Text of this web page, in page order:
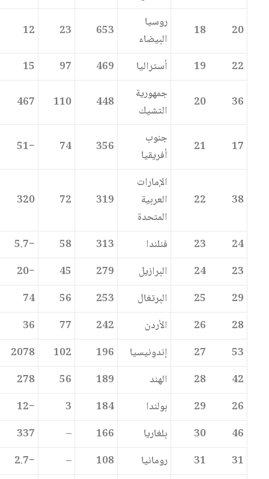
20
18
روسيا
البيضاء
653
23
12
22
19 أستراليا 469
97
15
36
20
جمهورية
التشيك
448
110
467
17
21
جنوب
أفريقيا
356
74
−51
38
22
الإمارات
العربية
المتحدة
319
72
320
24
23 فنلندا 313
58
−5.7
23
24 البرازيل 279
45
−20
29
25 البرتغال 253
56
74
28
26 الأردن 242
77
36
53
27 إندونيسيا 196
102
2078
42
28 الهند 189
56
278
26
29 بولندا 184
3
−12
46
30 بلغاريا 166
–
337
31
31 رومانيا 108
–
−2.7